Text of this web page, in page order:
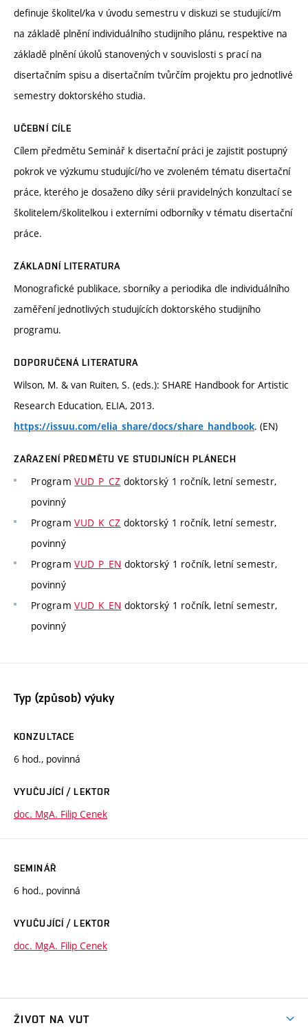
definuje školitel/ka v úvodu semestru v diskuzi se studující/m
na základě plnění individuálního studijního plánu, respektive na
základě plnění úkolů stanovených v souvislosti s prací na
disertačním spisu a disertačním tvůrčím projektu pro jednotlivé
semestry doktorského studia.
UČEBNÍ CÍLE
Cílem předmětu Seminář k disertační práci je zajistit postupný
pokrok ve výzkumu studující/ho ve zvoleném tématu disertační
práce, kterého je dosaženo díky sérii pravidelných konzultací se
školitelem/školitelkou i externími odborníky v tématu disertační
práce.
ZÁKLADNÍ LITERATURA
Monografické publikace, sborníky a periodika dle individuálního
zaměření jednotlivých studujících doktorského studijního
programu.
DOPORUČENÁ LITERATURA
Wilson, M. & van Ruiten, S. (eds.): SHARE Handbook for Artistic
Research Education, ELIA, 2013.
https://issuu.com/elia_share/docs/share_handbook. (EN)
ZAŘAZENÍ PŘEDMĚTU VE STUDIJNÍCH PLÁNECH
ProgramVUD_P_CZ doktorský 1 ročník, letní semestr,
povinný
ProgramVUD_K_CZ doktorský 1 ročník, letní semestr,
povinný
ProgramVUD_P_EN doktorský 1 ročník, letní semestr,
povinný
ProgramVUD_K_EN doktorský 1 ročník, letní semestr,
povinný
Typ (způsob) výuky
KONZULTACE
6 hod., povinná
VYUČUJÍCÍ / LEKTOR
doc. MgA. Filip Cenek
SEMINÁŘ
6 hod., povinná
VYUČUJÍCÍ / LEKTOR
doc. MgA. Filip Cenek
ŽIVOT NA VUT